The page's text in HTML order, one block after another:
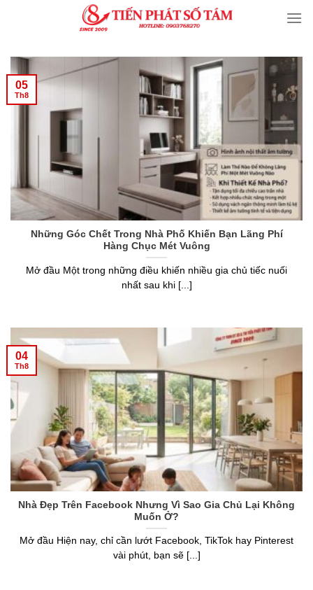
Những Góc Chết Trong Nhà Phố Khiến Bạn Lãng Phí
Hàng Chục Mét Vuông
Mở đầu Một trong những điều khiến nhiều gia chủ tiếc nuối
nhất sau khi [...]
05
Th8
Nhà Đẹp Trên Facebook Nhưng Vì Sao Gia Chủ Lại Không
Muốn Ở?
Mở đầu Hiện nay, chỉ cần lướt Facebook, TikTok hay Pinterest
vài phút, bạn sẽ [...]
04
Th8